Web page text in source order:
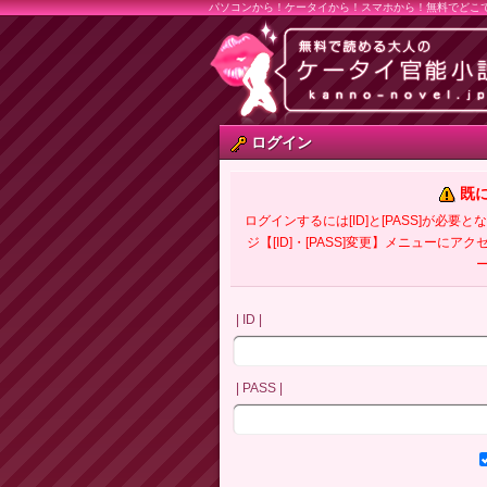
パソコンから！ケータイから！スマホから！無料でどこ
ログイン
既
ログインするには[ID]と[PASS]が必要と
ジ【[ID]・[PASS]変更】メニューにアク
| ID |
| PASS |